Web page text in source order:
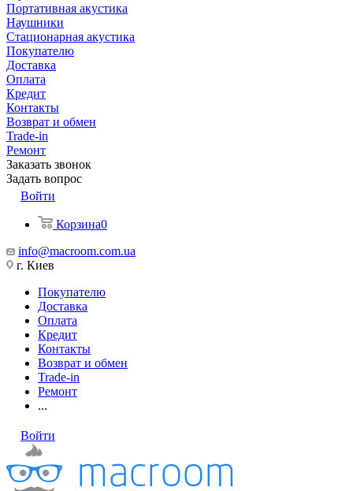
Портативная акустика
Наушники
Стационарная акустика
Покупателю
Доставка
Оплата
Кредит
Контакты
Возврат и обмен
Trade-in
Ремонт
Заказать звонок
Задать вопрос
Войти
Корзина0
info@macroom.com.ua
г. Киев
Покупателю
Доставка
Оплата
Кредит
Контакты
Возврат и обмен
Trade-in
Ремонт
...
Войти